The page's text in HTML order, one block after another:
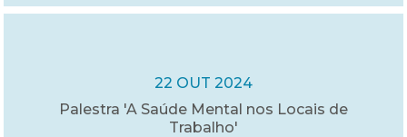
22 OUT 2024
Palestra 'A Saúde Mental nos Locais de
Trabalho'